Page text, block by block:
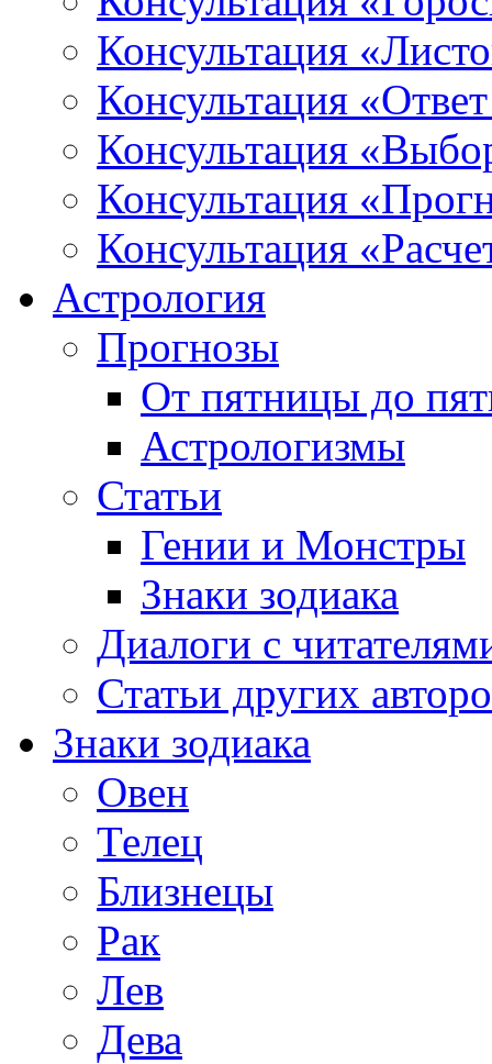
Консультация
Консультация
Консультация
Консультация
Консультация
Астрология
Прогнозы
От пятницы до
Астрологизмы
Статьи
Гении и Монстры
Знаки зодиака
Диалоги с
Статьи других
Знаки зодиака
Овен
Телец
Близнецы
Рак
Лев
Дева